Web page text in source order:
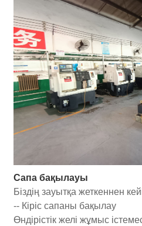
Сапа бақылауы
Біздің зауытқа жеткеннен
-- Кіріс сапаны бақылау
Өндірістік желі жұмыс